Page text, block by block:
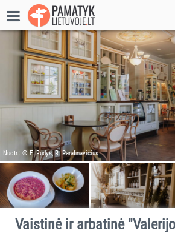
Vaistinė ir arbatinė
Nuotr.: © E. Rudys; R. Parafinavičius